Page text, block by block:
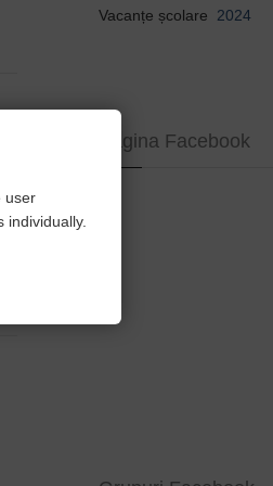
Vacanțe școlare 2024
Pagina Facebook
user